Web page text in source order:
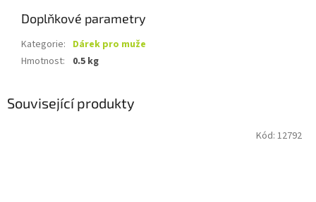
Doplňkové parametry
Kategorie: Dárek pro muže
Hmotnost: 0.5 kg
Související produkty
Kód: 12792